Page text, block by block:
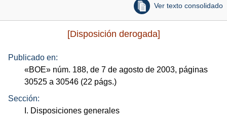
Ver texto consolidado
[Disposición derogada]
Publicado en:
«BOE» núm. 188, de 7 de agosto de 2003, páginas
30525 a 30546 (22 págs.)
Sección:
I. Disposiciones generales